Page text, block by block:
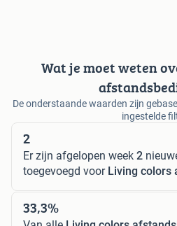
Wat je moet weten
De onderstaande waarden zijn
ingestelde
2
Er zijn afgelopen week 2
toegevoegd voor Living colors
33,3%